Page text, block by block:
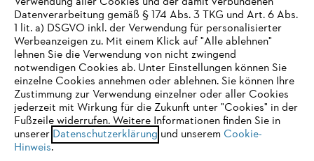
Service
Datenschutzrichtlinien Impressum Cookies
IHR BROWSER WIRD NICHT
UNTERSTÜTZT
Sie nutzen einen Browser, den wir noch nicht unterstützen. Für
eine optimale Nutzung unserer Seite empfehlen wir Ihnen, zu
einem der folgenden Browser zu wechseln:
Datenverarbeitung gemäß § 174 Abs. 3 TKG und Art. 6 Abs.
1 lit. a) DSGVO inkl. der Verwendung für personalisierter
Werbeanzeigen zu. Mit einem Klick auf "Alle ablehnen"
lehnen Sie die Verwendung von nicht zwingend
notwendigen Cookies ab. Unter Einstellungen können Sie
einzelne Cookies annehmen oder ablehnen. Sie können Ihre
Zustimmung zur Verwendung einzelner oder aller Cookies
jederzeit mit Wirkung für die Zukunft unter "Cookies" in der
Fußzeile widerrufen. Weitere Informationen finden Sie in
unserer Datenschutzerklärung und unserem Cookie-
Hinweis.